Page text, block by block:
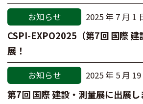
お知らせ 2025 年 7 月 1
CSPI-EXPO2025（第7回 国際 建
展！
お知らせ 2025 年 5 月 19
第7回 国際 建設・測量展に出展し